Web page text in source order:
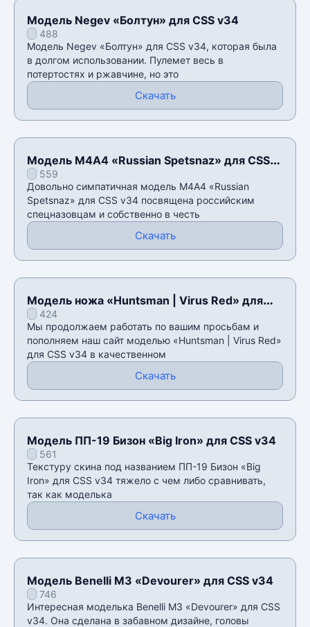
Модель Negev «Болтун» для CSS v34
488
Модель Negev «Болтун» для CSS v34, которая была
в долгом использовании. Пулемет весь в
потертостях и ржавчине, но это
Скачать
Модель М4А4 «Russian Spetsnaz» для CSS
v34559
Довольно симпатичная модель М4А4 «Russian
Spetsnaz» для CSS v34 посвящена российским
спецназовцам и собственно в честь
Скачать
Модель ножа «Huntsman | Virus Red» для
CSS v34
424
Мы продолжаем работать по вашим просьбам и
пополняем наш сайт моделью «Huntsman | Virus Red»
для CSS v34 в качественном
Скачать
Модель ПП-19 Бизон «Big Iron» для CSS v34
561
Текстуру скина под названием ПП-19 Бизон «Big
Iron» для CSS v34 тяжело с чем либо сравнивать,
так как моделька
Скачать
Модель Benelli M3 «Devourer» для CSS v34
746
Интересная моделька Benelli M3 «Devourer» для CSS
v34. Она сделана в забавном дизайне, головы